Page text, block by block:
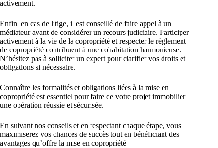
activement.
Enfin, en cas de litige, il est conseillé de faire appel à un
médiateur avant de considérer un recours judiciaire. Participer
activement à la vie de la copropriété et respecter le règlement
de copropriété contribuent à une cohabitation harmonieuse.
N’hésitez pas à solliciter un expert pour clarifier vos droits et
obligations si nécessaire.
Connaître les formalités et obligations liées à la mise en
copropriété est essentiel pour faire de votre projet immobilier
une opération réussie et sécurisée.
En suivant nos conseils et en respectant chaque étape, vous
maximiserez vos chances de succès tout en bénéficiant des
avantages qu’offre la mise en copropriété.